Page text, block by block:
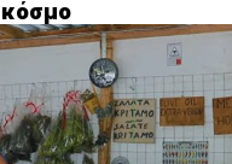
κόσμο